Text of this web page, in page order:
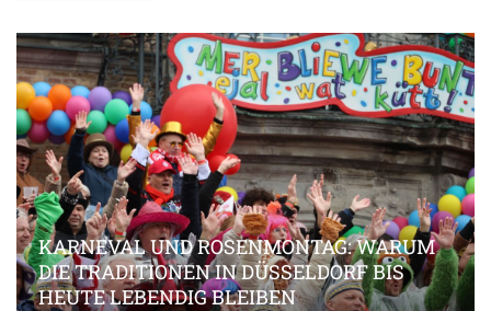
KARNEVAL UND ROSENMONTAG: WARUM
DIE TRADITIONEN IN DÜSSELDORF BIS
HEUTE LEBENDIG BLEIBEN